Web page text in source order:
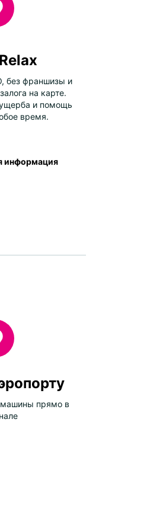
без франшизы и
на карте.
и помощь
время.
информация
машины прямо в